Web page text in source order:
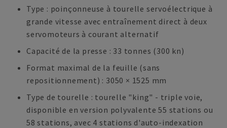
Type : poinçonneuse à tourelle servoélectrique à
grande vitesse avec entraînement direct à deux
servomoteurs à courant alternatif
Capacité de la presse : 33 tonnes (300 kn)
Format maximal de la feuille (sans
repositionnement) : 3050 × 1525 mm
Type de tourelle : tourelle "king" - triple voie,
disponible en version polyvalente 55 stations ou
58 stations, avec 4 stations d'auto-indexation